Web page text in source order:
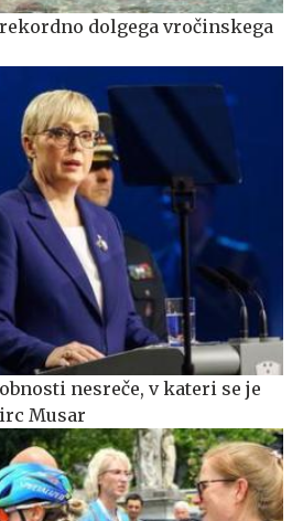
dolgega vročinskega
nesreče, v kateri se je
Musar